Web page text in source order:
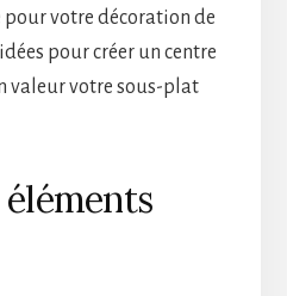
votre décoration de
pour créer un centre
valeur votre sous-plat